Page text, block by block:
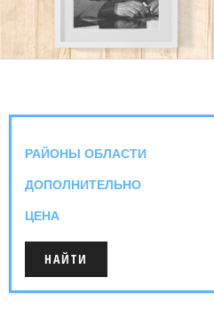
ГОСТИНИЦЫ И ОТЕЛИ
ЭКСКУРСИИ
СОБЫТИЯ
КАРТА
РАЙОНЫ ОБЛАСТИ
ДОПОЛНИТЕЛЬНО
ЦЕНА